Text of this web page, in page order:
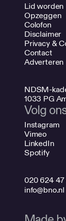
Lid worden
Opzeggen
Colofon
Disclaimer
Privacy &
Contact
Adverteren
NDSM-
1033 PG
Volg
Instagram
Vimeo
LinkedIn
Spotify
020 624
info@bno.nl